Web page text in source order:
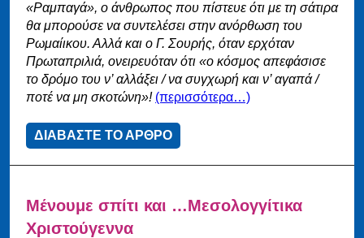
«Ραμπαγά», ο άνθρωπος που πίστευε ότι με τη σάτιρα
θα μπορούσε να συντελέσει στην ανόρθωση του
Ρωμαίικου. Αλλά και ο Γ. Σουρής, όταν ερχόταν
Πρωταπριλιά, ονειρευόταν ότι «ο κόσμος απεφάσισε
το δρόμο του ν’ αλλάξει / να συγχωρή και ν’ αγαπά /
ποτέ να μη σκοτώνη»! (περισσότερα…)
ΔΙΑΒΑΣΤΕ ΤΟ ΑΡΘΡΟ
Μένουμε σπίτι και …Μεσολογγίτικα
Χριστούγεννα